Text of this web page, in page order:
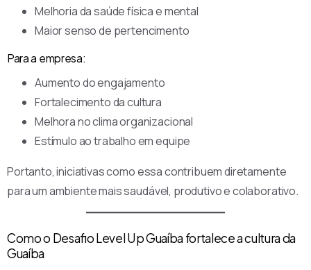
Melhoria da saúde física e mental
Maior senso de pertencimento
Para a empresa:
Aumento do engajamento
Fortalecimento da cultura
Melhora no clima organizacional
Estímulo ao trabalho em equipe
Portanto, iniciativas como essa contribuem diretamente
para um ambiente mais saudável, produtivo e colaborativo.
Como o Desafio Level Up Guaíba fortalece a cultura da
Guaíba